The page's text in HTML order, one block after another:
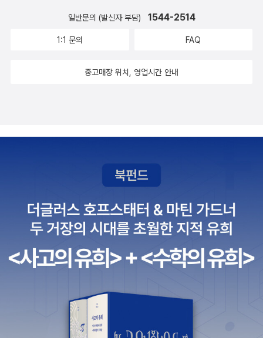
일반문의 (발신자 부담) 1544-2514
1:1 문의 FAQ
중고매장 위치, 영업시간 안내